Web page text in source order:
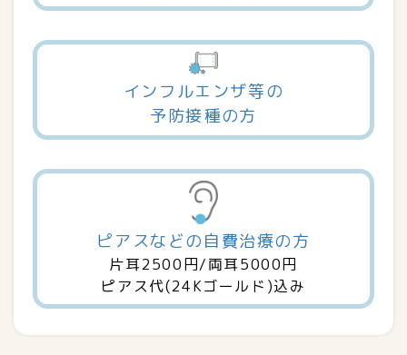
インフルエンザ等の
予防接種の方
ピアスなどの自費治療の方
片耳2500円/両耳5000円
ピアス代(24Kゴールド)込み